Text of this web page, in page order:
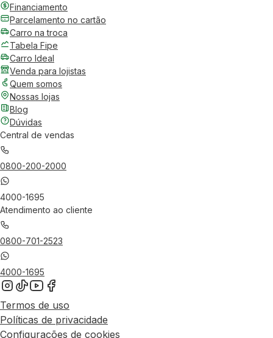
Financiamento
Parcelamento no cartão
Carro na troca
Tabela Fipe
Carro Ideal
Venda para lojistas
Quem somos
Nossas lojas
Blog
Dúvidas
Central de vendas
0800-200-2000
4000-1695
Atendimento ao cliente
0800-701-2523
4000-1695
Termos de uso
Políticas de privacidade
Configurações de cookies